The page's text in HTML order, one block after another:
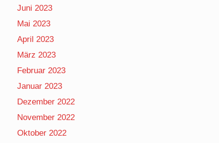
Juni 2023
Mai 2023
April 2023
März 2023
Februar 2023
Januar 2023
Dezember 2022
November 2022
Oktober 2022